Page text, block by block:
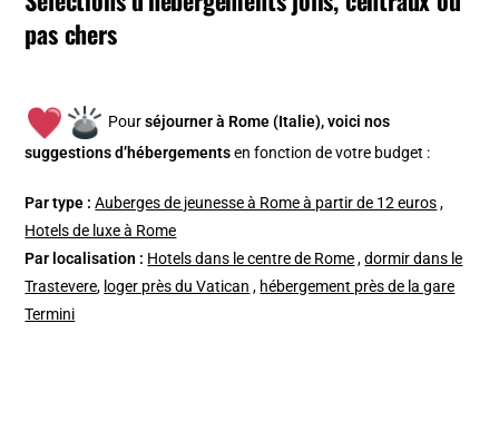
pas chers
Pourséjourner à Rome (Italie), voici nos
suggestions d’hébergements en fonction de votre budget :
Par type :Auberges de jeunesse à Rome à partir de 12 euros,
Hotels de luxe à Rome
Par localisation : Hotels dans le centre de Rome,dormir dans le
Trastevere, loger près du Vatican , hébergement près de la gare
Termini